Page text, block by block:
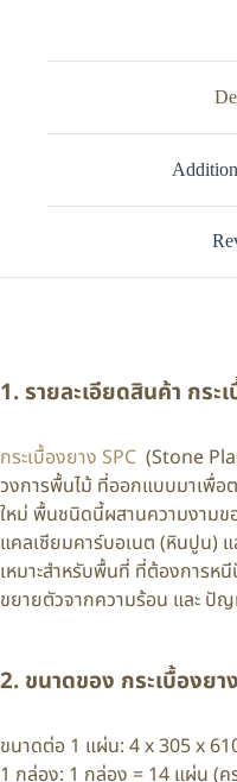
1. รายละเอียดสินค้า กระ
กระเบื้องยาง SPC (Stone
วงการพื้นไม้ ที่ออกแบบมาเพื่
ใหม่ พื้นชนิดนี้ผสานความงามข
แคลเซียมคาร์บอเนต (หินปูน)
เหมาะสำหรับพื้นที่ ที่ต้องการ
ขยายตัวจากความร้อน และ ปัญ
2. ขนาดของ กระเบื้องยา
ขนาดต่อ 1 แผ่น: 4 x 305 x
1 กล่อง: 1 กล่อง = 14 แผ่น (